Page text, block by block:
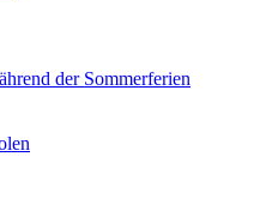
der Sommerferien